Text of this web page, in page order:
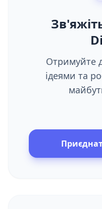
Отримуйте
ідеями та